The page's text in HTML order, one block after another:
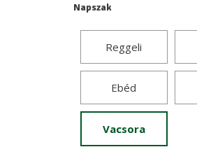
Napszak
Reggeli
Ebéd
Vacsora